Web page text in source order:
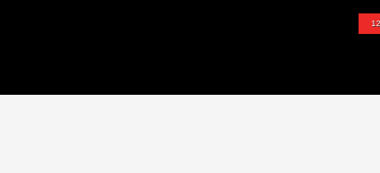
Tuningteile: Peugeot